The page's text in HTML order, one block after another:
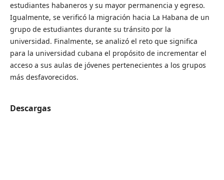
estudiantes habaneros y su mayor permanencia y egreso.
Igualmente, se verificó la migración hacia La Habana de un
grupo de estudiantes durante su tránsito por la
universidad. Finalmente, se analizó el reto que significa
para la universidad cubana el propósito de incrementar el
acceso a sus aulas de jóvenes pertenecientes a los grupos
más desfavorecidos.
Descargas